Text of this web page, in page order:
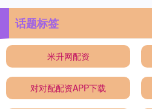
话题标签
米升网配资
对对配配资APP下载